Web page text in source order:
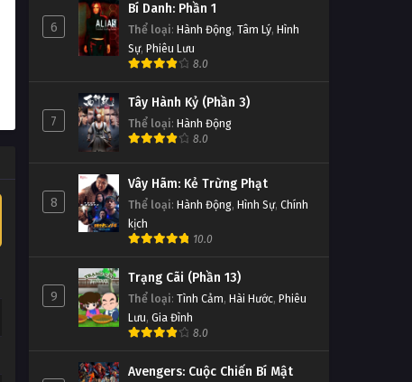
6
Bí Danh: Phần 1
Thể loại: Hành Động, Tâm Lý, Hình
Sự, Phiêu Lưu
8.0
7
Tây Hành Kỷ (Phần 3)
Thể loại: Hành Động
8.0
8
Vây Hãm: Kẻ Trừng Phạt
Thể loại: Hành Động, Hình Sự, Chính
kịch
10.0
9
Trạng Cãi (Phần 13)
Thể loại: Tình Cảm, Hài Hước, Phiêu
Lưu, Gia Đình
8.0
Avengers: Cuộc Chiến Bí Mật